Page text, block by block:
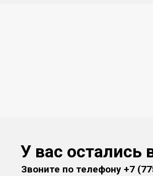
У вас остались
Звоните по телефону+7